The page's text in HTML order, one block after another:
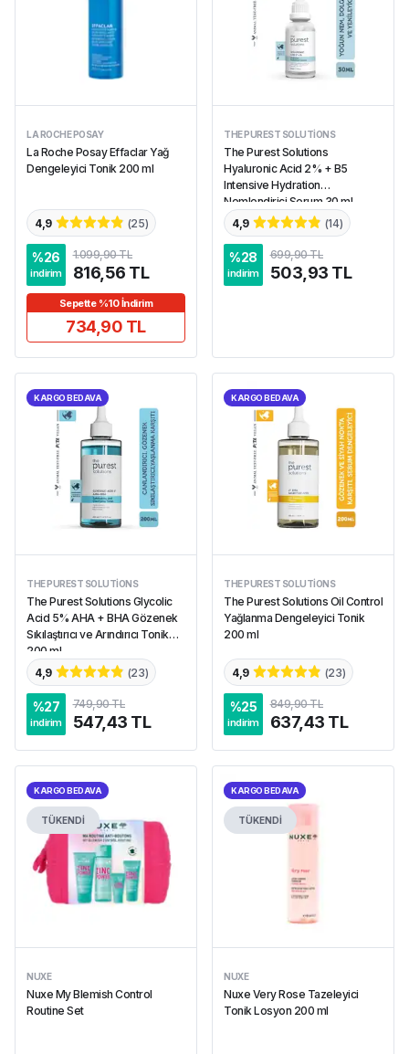
LA ROCHE POSAY
La Roche Posay Effaclar Yağ
Dengeleyici Tonik 200 ml
4,9 (25)
%26
indirim
1.099,90 TL
816,56 TL
Sepette %10 İndirim
734,90 TL
THE PUREST SOLUTIONS
The Purest Solutions
Hyaluronic Acid 2% + B5
Intensive Hydration
Nemlendirici Serum 30 ml
4,9
(14)
%28
indirim
699,90 TL
503,93 TL
KARGO BEDAVA
THE PUREST SOLUTIONS
The Purest Solutions Glycolic
Acid 5% AHA + BHA Gözenek
Sıkılaştırıcı ve Arındırıcı Tonik
200 ml
4,9
(23)
%27
indirim
749,90 TL
547,43 TL
KARGO BEDAVA
THE PUREST SOLUTIONS
The Purest Solutions Oil Control
Yağlanma Dengeleyici Tonik
200 ml
4,9 (23)
%25
indirim
849,90 TL
637,43 TL
KARGO BEDAVA
TÜKENDİ
NUXE
Nuxe My Blemish Control
Routine Set
KARGO BEDAVA
TÜKENDİ
NUXE
Nuxe Very Rose Tazeleyici
Tonik Losyon 200 ml